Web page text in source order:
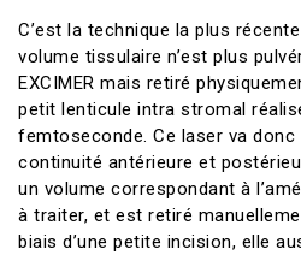
C’est la technique la plus
volume tissulaire n’est plus
EXCIMER mais retiré
petit lenticule intra stromal
femtoseconde. Ce laser va
continuité antérieure et
un volume correspondant à
à traiter, et est retiré
biais d’une petite incision, elle